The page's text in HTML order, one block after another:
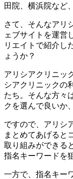
田院、横浜院など
さて、そんなアリ
ェブサイトを運営
リエイトで紹介し
ょうか？
アリシアクリニッ
シアクリニックの
たち。そんな方々
クを選んで良いか
ですので、アリシ
まとめてあげると
取り組みができる
指名キーワードを
一方で、指名キー